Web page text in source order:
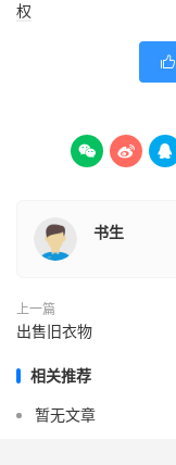
权

  
书生
上一篇
出售旧衣物
相关推荐
暂无文章